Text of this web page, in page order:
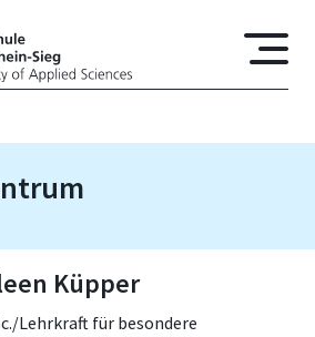
Küpper
Lehrkraft für besondere